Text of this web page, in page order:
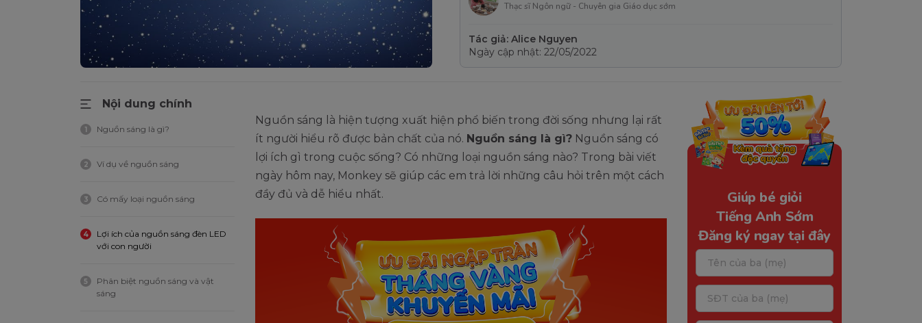
Thạc sĩ Ngôn ngữ - Chuyên gia Giáo dục sớm
Tác giả: Alice Nguyen
Ngày cập nhật: 22/05/2022
Nội dung chính
1 Nguồn sáng là gì?
2 Ví dụ về nguồn sáng
3 Có mấy loại nguồn sáng
4
Lợi ích của nguồn sáng đèn LED
với con người
5
Phân biệt nguồn sáng và vật
sáng
Nguồn sáng là hiện tượng xuất hiện phổ biến trong đời sống nhưng lại rất
ít người hiểu rõ được bản chất của nó. Nguồn sáng là gì? Nguồn sáng có
lợi ích gì trong cuộc sống? Có những loại nguồn sáng nào? Trong bài viết
ngày hôm nay, Monkey sẽ giúp các em trả lời những câu hỏi trên một cách
đầy đủ và dễ hiểu nhất.
Giúp bé giỏi
Tiếng Anh Sớm
Đăng ký ngay tại đây